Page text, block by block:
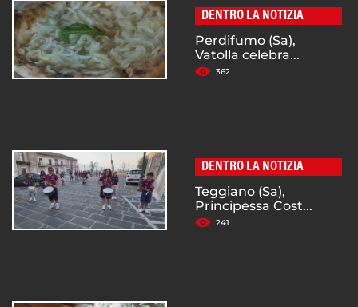
DENTRO LA NOTIZIA
Perdifumo (Sa),
Vatolla celebra...
362
DENTRO LA NOTIZIA
Teggiano (Sa),
Principessa Cost...
241